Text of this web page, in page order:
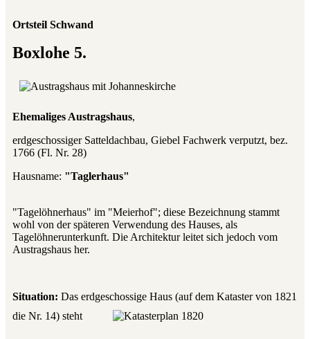
Ortsteil Schwand
Boxlohe 5.
Ehemaliges Austragshaus,
erdgeschossiger Satteldachbau, Giebel Fachwerk verputzt, bez.
1766 (Fl. Nr. 28)
Hausname: "Taglerhaus"
"Tagelöhnerhaus" im "Meierhof"; diese Bezeichnung stammt
wohl von der späteren Verwendung des Hauses, als
Tagelöhnerunterkunft. Die Architektur leitet sich jedoch vom
Austragshaus her.
Situation: Das erdgeschossige Haus (auf dem Kataster von 1821
die Nr. 14) steht